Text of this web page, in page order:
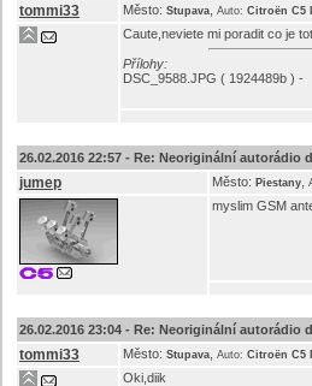
tommi33 Město: Stupava Auto: Citroën C5
Caute,neviete mi poradit co je
Přílohy:
DSC_9588.JPG ( 1924489b ) -
26.02.2016 22:57 - Re: Neoriginální autorádio
jumep Město: Piestany
myslim GSM
26.02.2016 23:04 - Re: Neoriginální autorádio
tommi33 Město: Stupava Auto: Citroën C5
Oki,diik